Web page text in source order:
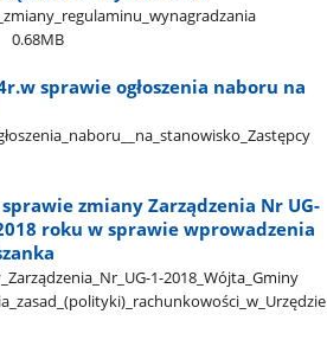
0.68MB
sprawie ogłoszenia naboru na
zmiany Zarządzenia Nr UG-
roku w sprawie wprowadzenia
1-2018​_Wójta​_Gminy​